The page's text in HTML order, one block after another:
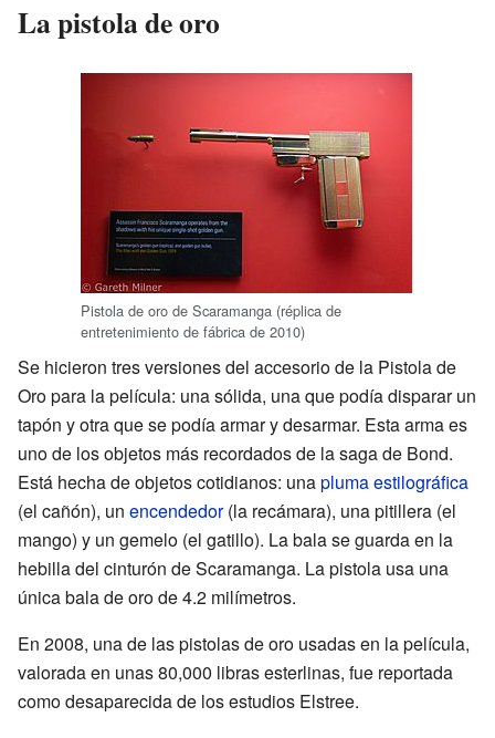
La pistola de oro
Pistola de oro de Scaramanga (réplica de
entretenimiento de fábrica de 2010)
Se hicieron tres versiones del accesorio de la Pistola de
Oro para la película: una sólida, una que podía disparar un
tapón y otra que se podía armar y desarmar. Esta arma es
uno de los objetos más recordados de la saga de Bond.
Está hecha de objetos cotidianos: unapluma estilográfica
(el cañón), un encendedor(la recámara), una pitillera (el
mango) y un gemelo (el gatillo). La bala se guarda en la
hebilla del cinturón de Scaramanga. La pistola usa una
única bala de oro de 4.2 milímetros.
En 2008, una de las pistolas de oro usadas en la película,
valorada en unas 80,000 libras esterlinas, fue reportada
como desaparecida de los estudios Elstree.